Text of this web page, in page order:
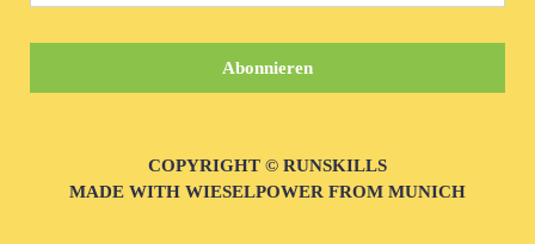
COPYRIGHT © RUNSKILLS
MADE WITH WIESELPOWER FROM MUNICH